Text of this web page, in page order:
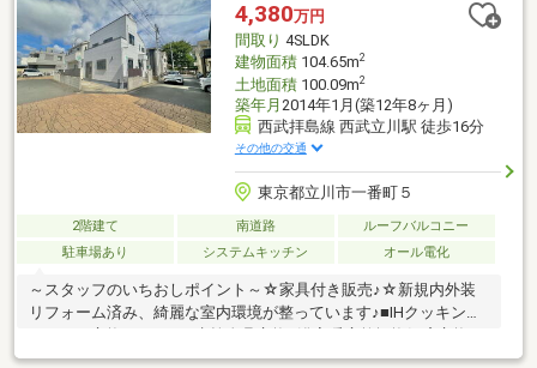
4,380万円
間取り 4SLDK
建物面積104.65m2
土地面積100.09m2
築年月 2014年1月(築12年8ヶ月)
西武拝島線 西武立川駅 徒歩16分
その他の交通
東京都立川市一番町５
2階建て 南道路
ルーフバルコニー
駐車場あり
システムキッチン オール電化
～スタッフのいちおしポイント～☆家具付き販売♪☆新規内外装
リフォーム済み、綺麗な室内環境が整っています♪■IHクッキング
浴室水栓金具交換■1階トイレウォシュレット交換・2階トイレ交